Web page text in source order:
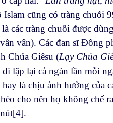
Islam cũng có tràng chuỗi
các tràng chuỗi được
vân). Các đan sĩ Đông
Chúa Giêsu (Lạy Chúa
đi lặp lại cả ngàn lần mỗi
hay là chịu ảnh hưởng của
cho nên họ không chế
[4].